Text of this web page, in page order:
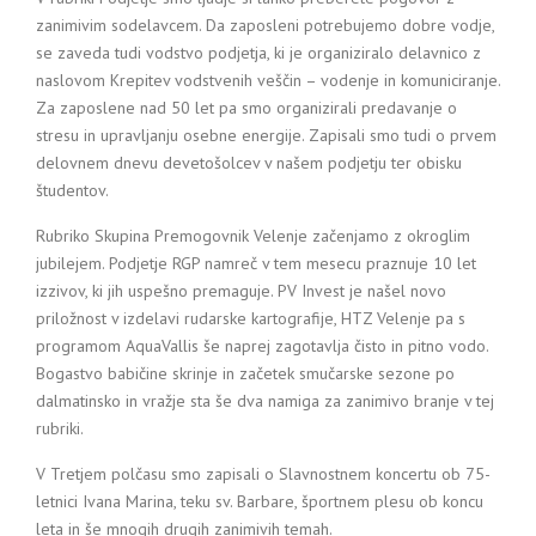
zanimivim sodelavcem. Da zaposleni potrebujemo dobre vodje,
se zaveda tudi vodstvo podjetja, ki je organiziralo delavnico z
naslovom Krepitev vodstvenih veščin – vodenje in komuniciranje.
Za zaposlene nad 50 let pa smo organizirali predavanje o
stresu in upravljanju osebne energije. Zapisali smo tudi o prvem
delovnem dnevu devetošolcev v našem podjetju ter obisku
študentov.
Rubriko Skupina Premogovnik Velenje začenjamo z okroglim
jubilejem. Podjetje RGP namreč v tem mesecu praznuje 10 let
izzivov, ki jih uspešno premaguje. PV Invest je našel novo
priložnost v izdelavi rudarske kartografije, HTZ Velenje pa s
programom AquaVallis še naprej zagotavlja čisto in pitno vodo.
Bogastvo babičine skrinje in začetek smučarske sezone po
dalmatinsko in vražje sta še dva namiga za zanimivo branje v tej
rubriki.
V Tretjem polčasu smo zapisali o Slavnostnem koncertu ob 75-
letnici Ivana Marina, teku sv. Barbare, športnem plesu ob koncu
leta in še mnogih drugih zanimivih temah.